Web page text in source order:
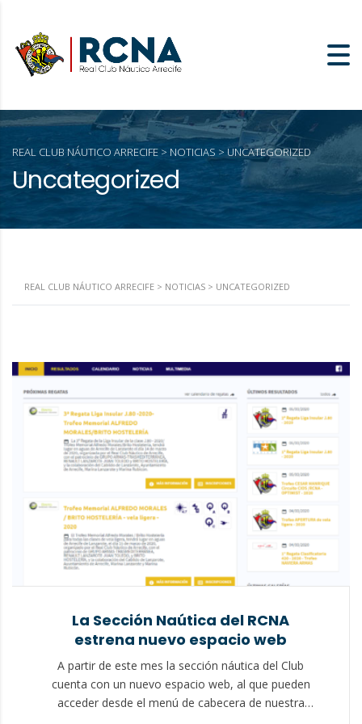
Uncategorized
REAL CLUB NÁUTICO ARRECIFE > NOTICIAS > UNCATEGORIZED
REAL CLUB NÁUTICO ARRECIFE > NOTICIAS > UNCATEGORIZED
La Sección Naútica del RCNA
estrena nuevo espacio web
A partir de este mes la sección náutica del Club
cuenta con un nuevo espacio web, al que pueden
acceder desde el menú de cabecera de nuestra